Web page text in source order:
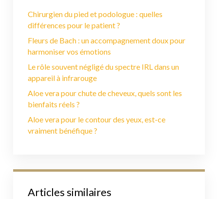
Chirurgien du pied et podologue : quelles
différences pour le patient ?
Fleurs de Bach : un accompagnement doux pour
harmoniser vos émotions
Le rôle souvent négligé du spectre IRL dans un
appareil à infrarouge
Aloe vera pour chute de cheveux, quels sont les
bienfaits réels ?
Aloe vera pour le contour des yeux, est-ce
vraiment bénéfique ?
Articles similaires